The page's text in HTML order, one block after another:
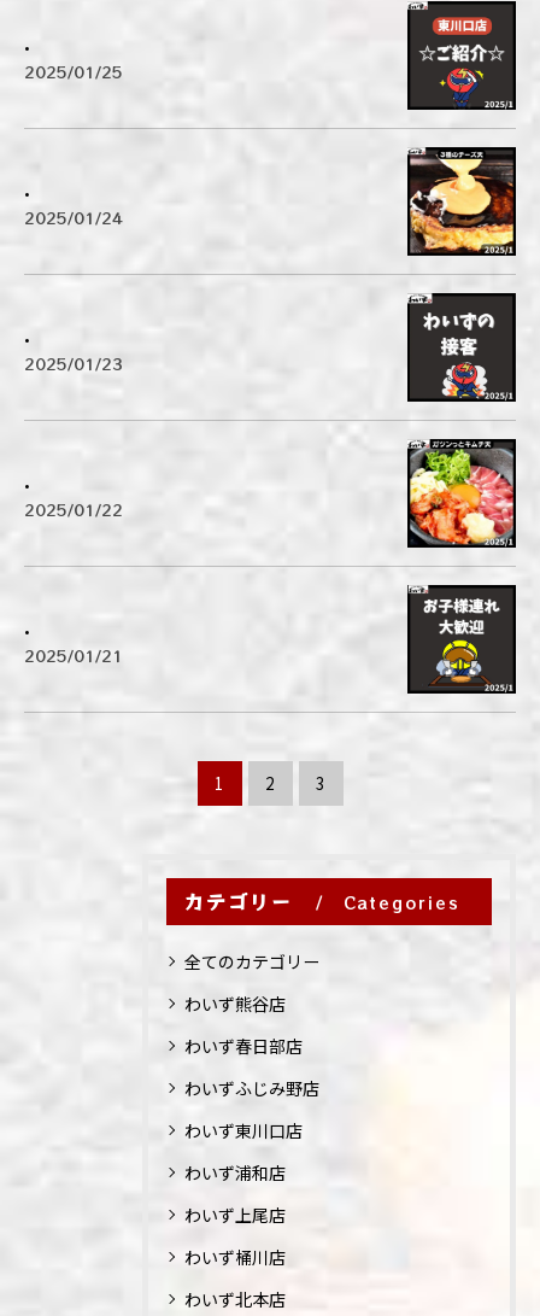
.
2025/01/25
.
2025/01/24
.
2025/01/23
.
2025/01/22
.
2025/01/21
1 2 3
カテゴリー Categories
全てのカテゴリー
わいず熊谷店
わいず春日部店
わいずふじみ野店
わいず東川口店
わいず浦和店
わいず上尾店
わいず桶川店
わいず北本店